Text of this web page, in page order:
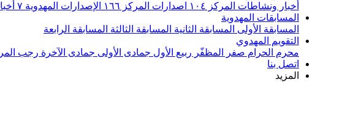
أخبار ونشاطات المركز ١٠٤ اصدارات المركز ١٦٦ الإصدارات المهدوية ٧
المسابقات المهدوية
المسابقة الأولى المسابقة الثانية المسابقة الثالثة المسابقة الرابعة
التقويم المهدوي
محرم الحرام صفر المظفّر ربيع الأول جمادى الأولى جمادى الآخرة رجب
اتصل بنا
المزيد